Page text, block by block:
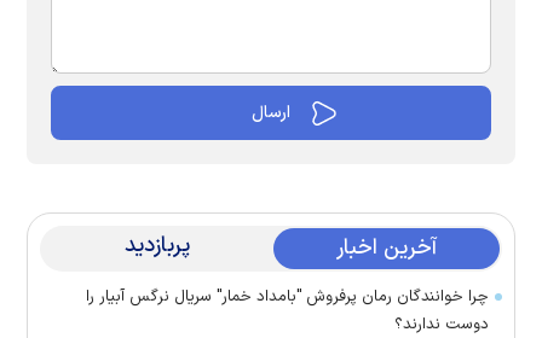
آخرین اخبار پربازدید
چرا خوانندگان رمان پرفروش "بامداد خمار" سریال نرگس آبیار را
دوست ندارند؟